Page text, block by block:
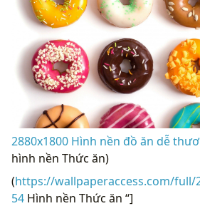
2880x1800 Hình nền đồ ăn dễ
hình nền Thức ăn)
(https://wallpaperaccess.com/full/
54 Hình nền Thức ăn “]